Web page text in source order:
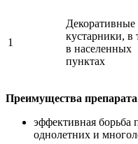
1
Декоративные
кустарники, в
в населенных
пунктах
Преимущества
эффективная борьба
однолетних и